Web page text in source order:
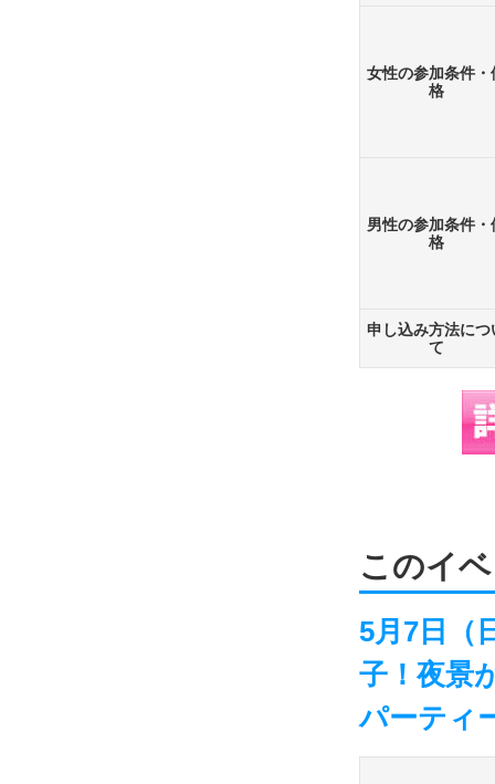
女性の参加条件・
格
男性の参加条件・
格
申し込み方法につ
て
このイ
5月7日（
子！夜景
パーティ